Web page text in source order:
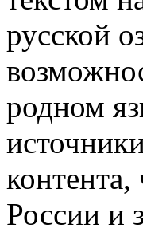
русской
родном
России и